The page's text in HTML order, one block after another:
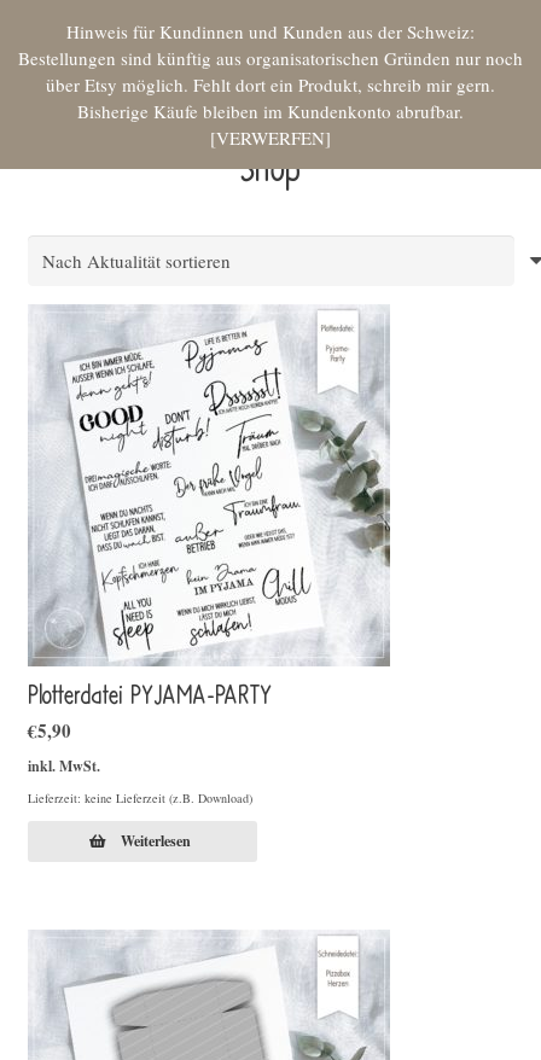
Hinweis für Kundinnen und Kunden aus der Schweiz:
Bestellungen sind künftig aus organisatorischen Gründen nur noch
über Etsy möglich. Fehlt dort ein Produkt, schreib mir gern.
Bisherige Käufe bleiben im Kundenkonto abrufbar.
VERWERFEN
Shop
Plotterdatei PYJAMA-PARTY
€5,90
inkl. MwSt.
Lieferzeit: keine Lieferzeit (z.B. Download)
Weiterlesen